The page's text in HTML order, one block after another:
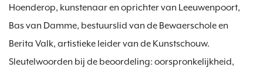
Hoenderop, kunstenaar en oprichter van Leeuwenpoort,
Bas van Damme, bestuurslid van de Bewaerschole en
Berita Valk, artistieke leider van de Kunstschouw.
Sleutelwoorden bij de beoordeling: oorspronkelijkheid,